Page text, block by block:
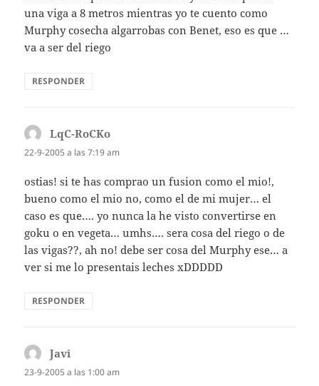
una viga a 8 metros mientras yo te cuento como
Murphy cosecha algarrobas con Benet, eso es que …
va a ser del riego
RESPONDER
LqC-RoCKo
22-9-2005 a las 7:19 am
ostias! si te has comprao un fusion como el mio!,
bueno como el mio no, como el de mi mujer… el
caso es que…. yo nunca la he visto convertirse en
goku o en vegeta… umhs…. sera cosa del riego o de
las vigas??, ah no! debe ser cosa del Murphy ese… a
ver si me lo presentais leches xDDDDD
RESPONDER
Javi
23-9-2005 a las 1:00 am